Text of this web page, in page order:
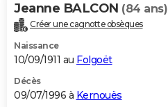
Jeanne BALCON (84 ans)
Créer une cagnotte obsèques
Naissance
10/09/1911 au Folgoët
Décès
09/07/1996 à Kernouës